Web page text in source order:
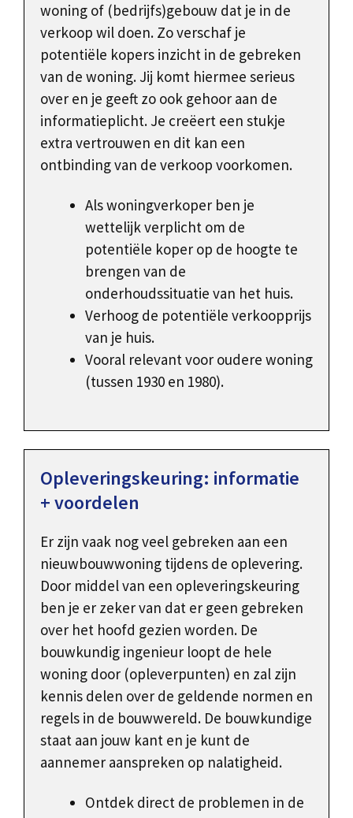
woning of (bedrijfs)gebouw dat je in de
verkoop wil doen. Zo verschaf je
potentiële kopers inzicht in de gebreken
van de woning. Jij komt hiermee serieus
over en je geeft zo ook gehoor aan de
informatieplicht. Je creëert een stukje
extra vertrouwen en dit kan een
ontbinding van de verkoop voorkomen.
Als woningverkoper ben je
wettelijk verplicht om de
potentiële koper op de hoogte te
brengen van de
onderhoudssituatie van het huis.
Verhoog de potentiële verkoopprijs
van je huis.
Vooral relevant voor oudere woning
(tussen 1930 en 1980).
Opleveringskeuring: informatie
+ voordelen
Er zijn vaak nog veel gebreken aan een
nieuwbouwwoning tijdens de oplevering.
Door middel van een opleveringskeuring
ben je er zeker van dat er geen gebreken
over het hoofd gezien worden. De
bouwkundig ingenieur loopt de hele
woning door (opleverpunten) en zal zijn
kennis delen over de geldende normen en
regels in de bouwwereld. De bouwkundige
staat aan jouw kant en je kunt de
aannemer aanspreken op nalatigheid.
Ontdek direct de problemen in de